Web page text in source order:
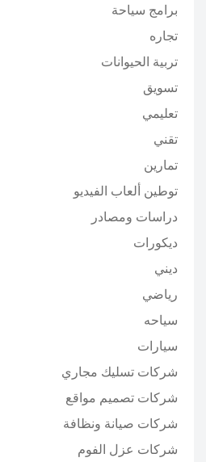
برامج سياحة
تجاره
تربية الحيوانات
تسويق
تعليمي
تقني
تمارين
توطين ألعاب الفيديو
دراسات ومصادر
ديكورات
ديني
رياضي
سياحه
سيارات
شركات تسليك مجاري
شركات تصميم مواقع
شركات صيانة ونظافة
شركات عزل الفوم